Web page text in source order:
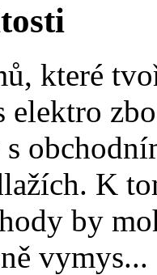
které
elektro
K
by
vymys...